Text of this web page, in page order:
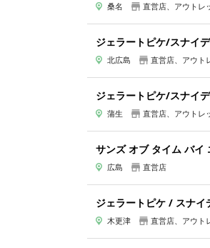
桑名 直営店、アウトレ
ジェラートピケ/スナイ
北広島 直営店、アウト
ジェラートピケ/スナイ
蒲生 直営店、アウトレ
サンズ オブ タイム バイ
広島 直営店
ジェラートピケ / スナ
木更津 直営店、アウト